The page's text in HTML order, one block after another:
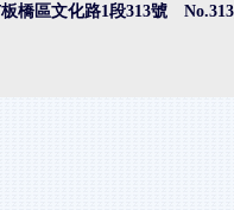
橋區文化路1段313號